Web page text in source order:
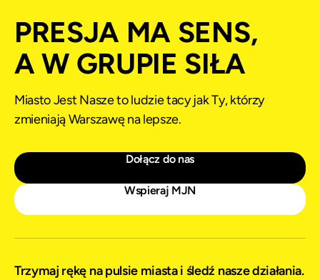
PRESJA MA SENS,
A W GRUPIE SIŁA
Miasto Jest Nasze to ludzie tacy jak Ty, którzy
zmieniają Warszawę na lepsze.
Dołącz do nas
Wspieraj MJN
Trzymaj rękę na pulsie miasta i śledź nasze działania.